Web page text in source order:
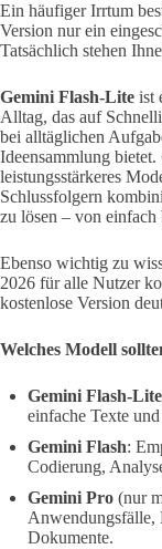
Ein häufiger Irrtum
Version nur ein
Tatsächlich stehen
Gemini Flash-Lite ist
Alltag, das auf
bei alltäglichen
Ideensammlung bietet.
leistungsstärkeres
Schlussfolgern
zu lösen – von einfach
Ebenso wichtig zu
2026 für alle Nutzer
kostenlose Version
Welches Modell
Gemini Flash-Lite
einfache Texte
Gemini Flash:
Codierung,
Gemini Pro (nur
Anwendungsfälle,
Dokumente.